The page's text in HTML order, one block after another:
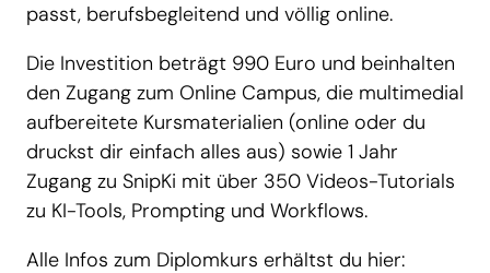
passt, berufsbegleitend und völlig online.
Die Investition beträgt 990 Euro und beinhalten
den Zugang zum Online Campus, die multimedial
aufbereitete Kursmaterialien (online oder du
druckst dir einfach alles aus) sowie 1 Jahr
Zugang zu SnipKi mit über 350 Videos-Tutorials
zu KI-Tools, Prompting und Workflows.
Alle Infos zum Diplomkurs erhältst du hier: